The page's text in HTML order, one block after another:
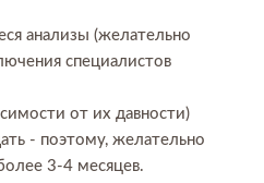
анализы (желательно
специалистов
от их давности)
- поэтому, желательно
3-4 месяцев.